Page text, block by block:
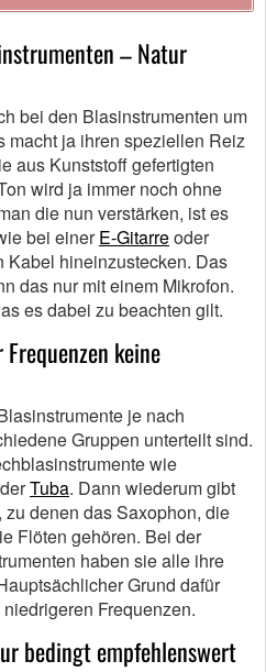
– Natur
bei den Blasinstrumenten um
macht ja ihren speziellen Reiz
aus Kunststoff gefertigten
wird ja immer noch ohne
die nun verstärken, ist es
bei einerE-Gitarreoder
Kabel hineinzustecken. Das
das nur mit einem Mikrofon.
es dabei zu beachten gilt.
keine
je nach
Gruppen unterteilt sind.
wie
Tuba. Dann wiederum gibt
denen das Saxophon, die
Flöten gehören. Bei der
haben sie alle ihre
Grund dafür
Frequenzen.
bedingt empfehlenswert